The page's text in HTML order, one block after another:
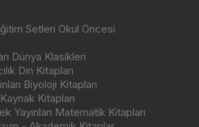
Setleri Okul Öncesi
Dünya Klasikleri
Din Kitapları
Biyoloji Kitapları
Kitapları
Yayınları Matematik Kitapları